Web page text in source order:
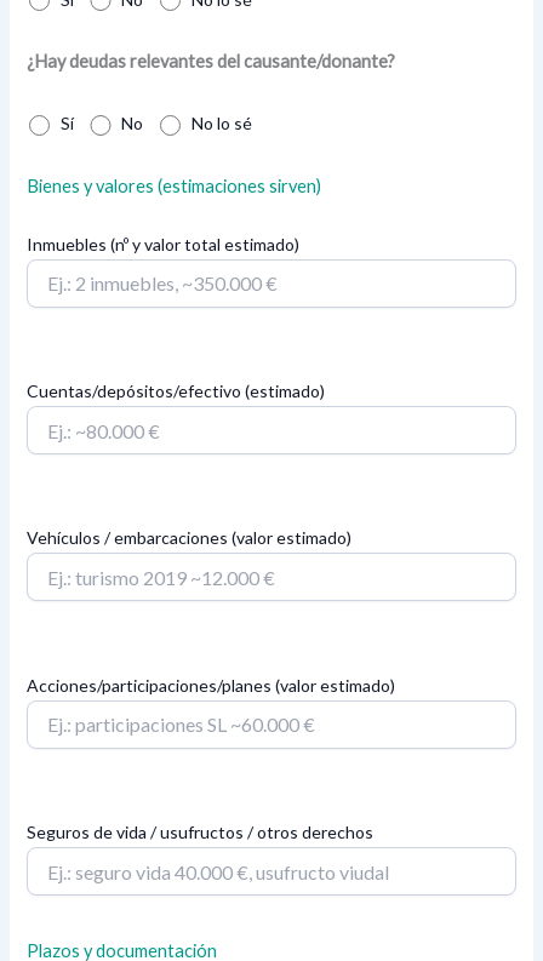
¿Hay deudas relevantes del causante/donante?
Sí No No lo sé
Bienes y valores (estimaciones sirven)
Inmuebles (nº y valor total estimado)
Cuentas/depósitos/efectivo (estimado)
Vehículos / embarcaciones (valor estimado)
Acciones/participaciones/planes (valor estimado)
Seguros de vida / usufructos / otros derechos
Plazos y documentación